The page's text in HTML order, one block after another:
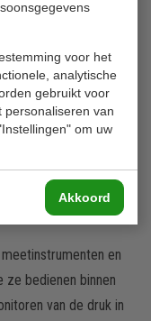
voor het
analytische
gebruikt voor
personaliseren van
om uw
Akkoord
en
ze bedienen binnen
van de druk in